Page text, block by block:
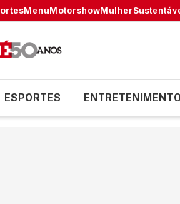
MenuMotorshowMulher
ESPORTES ENTRETENIMENTO